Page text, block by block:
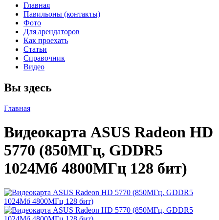
Главная
Павильоны (контакты)
Фото
Для арендаторов
Как проехать
Статьи
Справочник
Видео
Вы здесь
Главная
Видеокарта ASUS Radeon HD
5770 (850МГц, GDDR5
1024Мб 4800МГц 128 бит)